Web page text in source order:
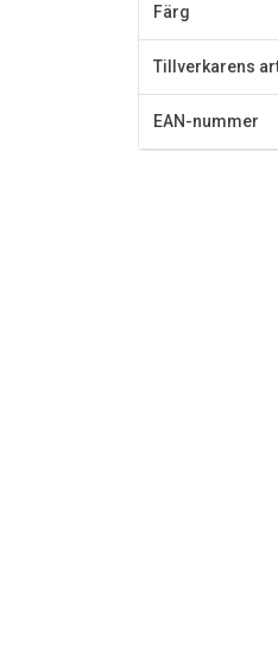
Färg
Tillverkarens
EAN-nummer